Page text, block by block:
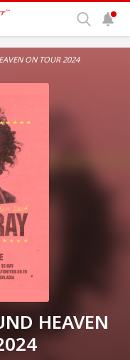
ON TOUR 2024
HEAVEN